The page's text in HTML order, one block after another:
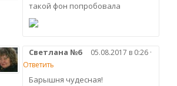
такой фон попробовала
Светлана №6
05.08.2017 в 0:26 ·
Ответить
Барышня чудесная!